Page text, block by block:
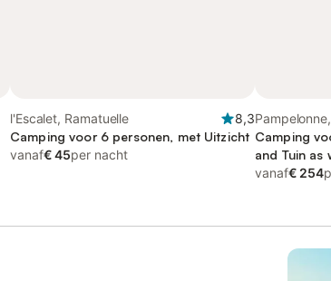
l'Escalet, Ramatuelle
8,3
Camping voor 6 personen, met Uitzicht
vanaf€ 45per nacht
Camping
and Tuin as
Zwembad
vanaf€ 254